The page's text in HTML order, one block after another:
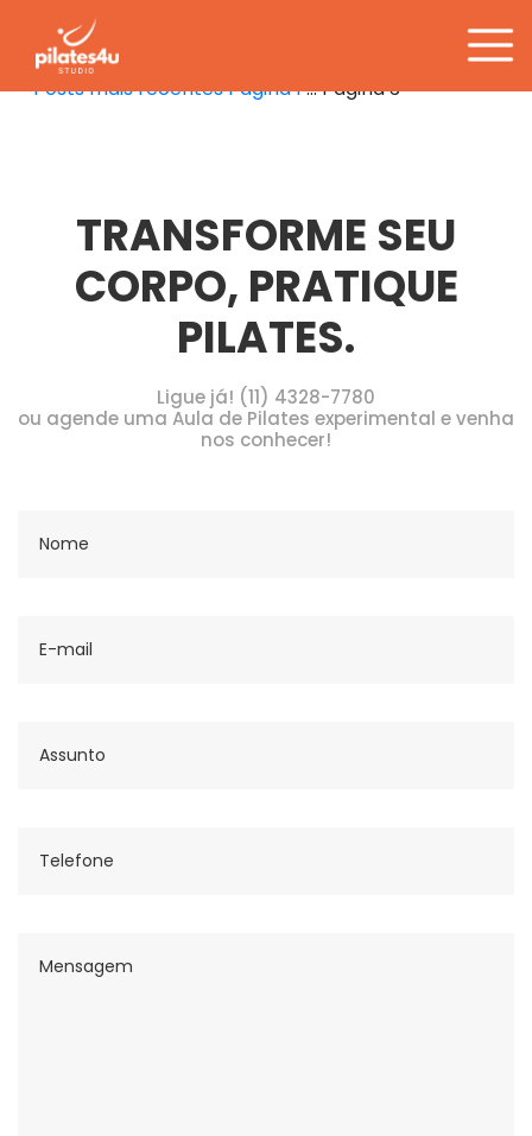
conteúdo
Categoria:
Paginação
Postsmais recentesPágina 1…Página 3
TRANSFORME SEU
CORPO, PRATIQUE
PILATES.
Ligue já! (11) 4328-7780
ou agende uma Aula de Pilates experimental e venha
nos conhecer!